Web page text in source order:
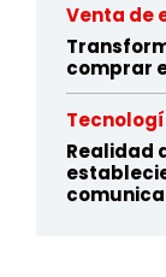
Venta de
comprar
Realidad